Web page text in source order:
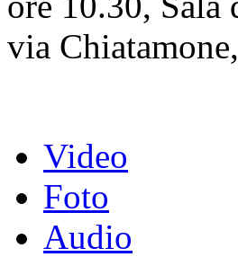
via
Video
Foto
Audio